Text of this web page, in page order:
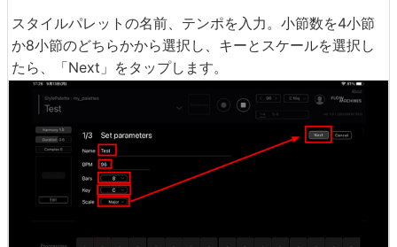
スタイルパレットの名前、テンポを入力。小節数を4小節
か8小節のどちらかから選択し、キーとスケールを選択し
たら、「Next」をタップします。